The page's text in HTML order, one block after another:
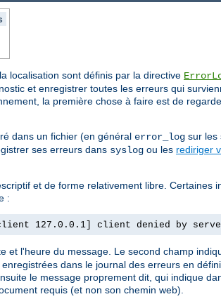
localisation sont définis par la directive
et enregistrer toutes les erreurs qui
la première chose à faire est de
dans un fichier (en général error_log sur les
ses erreurs dans syslog ou les rediriger
et de forme relativement libre.
:
127.0.0.1] client denied by
et l'heure du message. Le second champ
dans le journal des erreurs en
le message proprement dit, qui indique
requis (et non son chemin web).